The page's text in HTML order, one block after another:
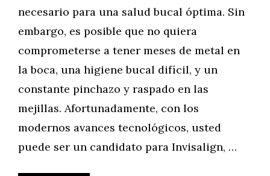
necesario para una salud bucal óptima. Sin
embargo, es posible que no quiera
comprometerse a tener meses de metal en
la boca, una higiene bucal difícil, y un
constante pinchazo y raspado en las
mejillas. Afortunadamente, con los
modernos avances tecnológicos, usted
puede ser un candidato para Invisalign, …